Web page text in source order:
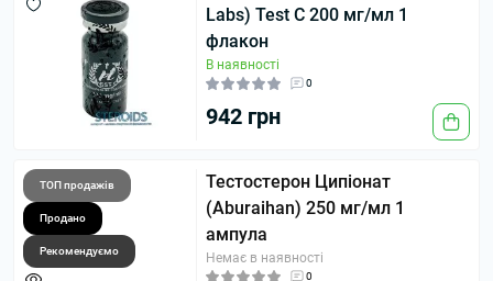
Labs) Test C 200 мг/мл 1
флакон
В наявності
0
942 грн
ТОП продажів
Продано
Рекомендуємо
Тестостерон Ципіонат
(Aburaihan) 250 мг/мл 1
ампула
Немає в наявності
0